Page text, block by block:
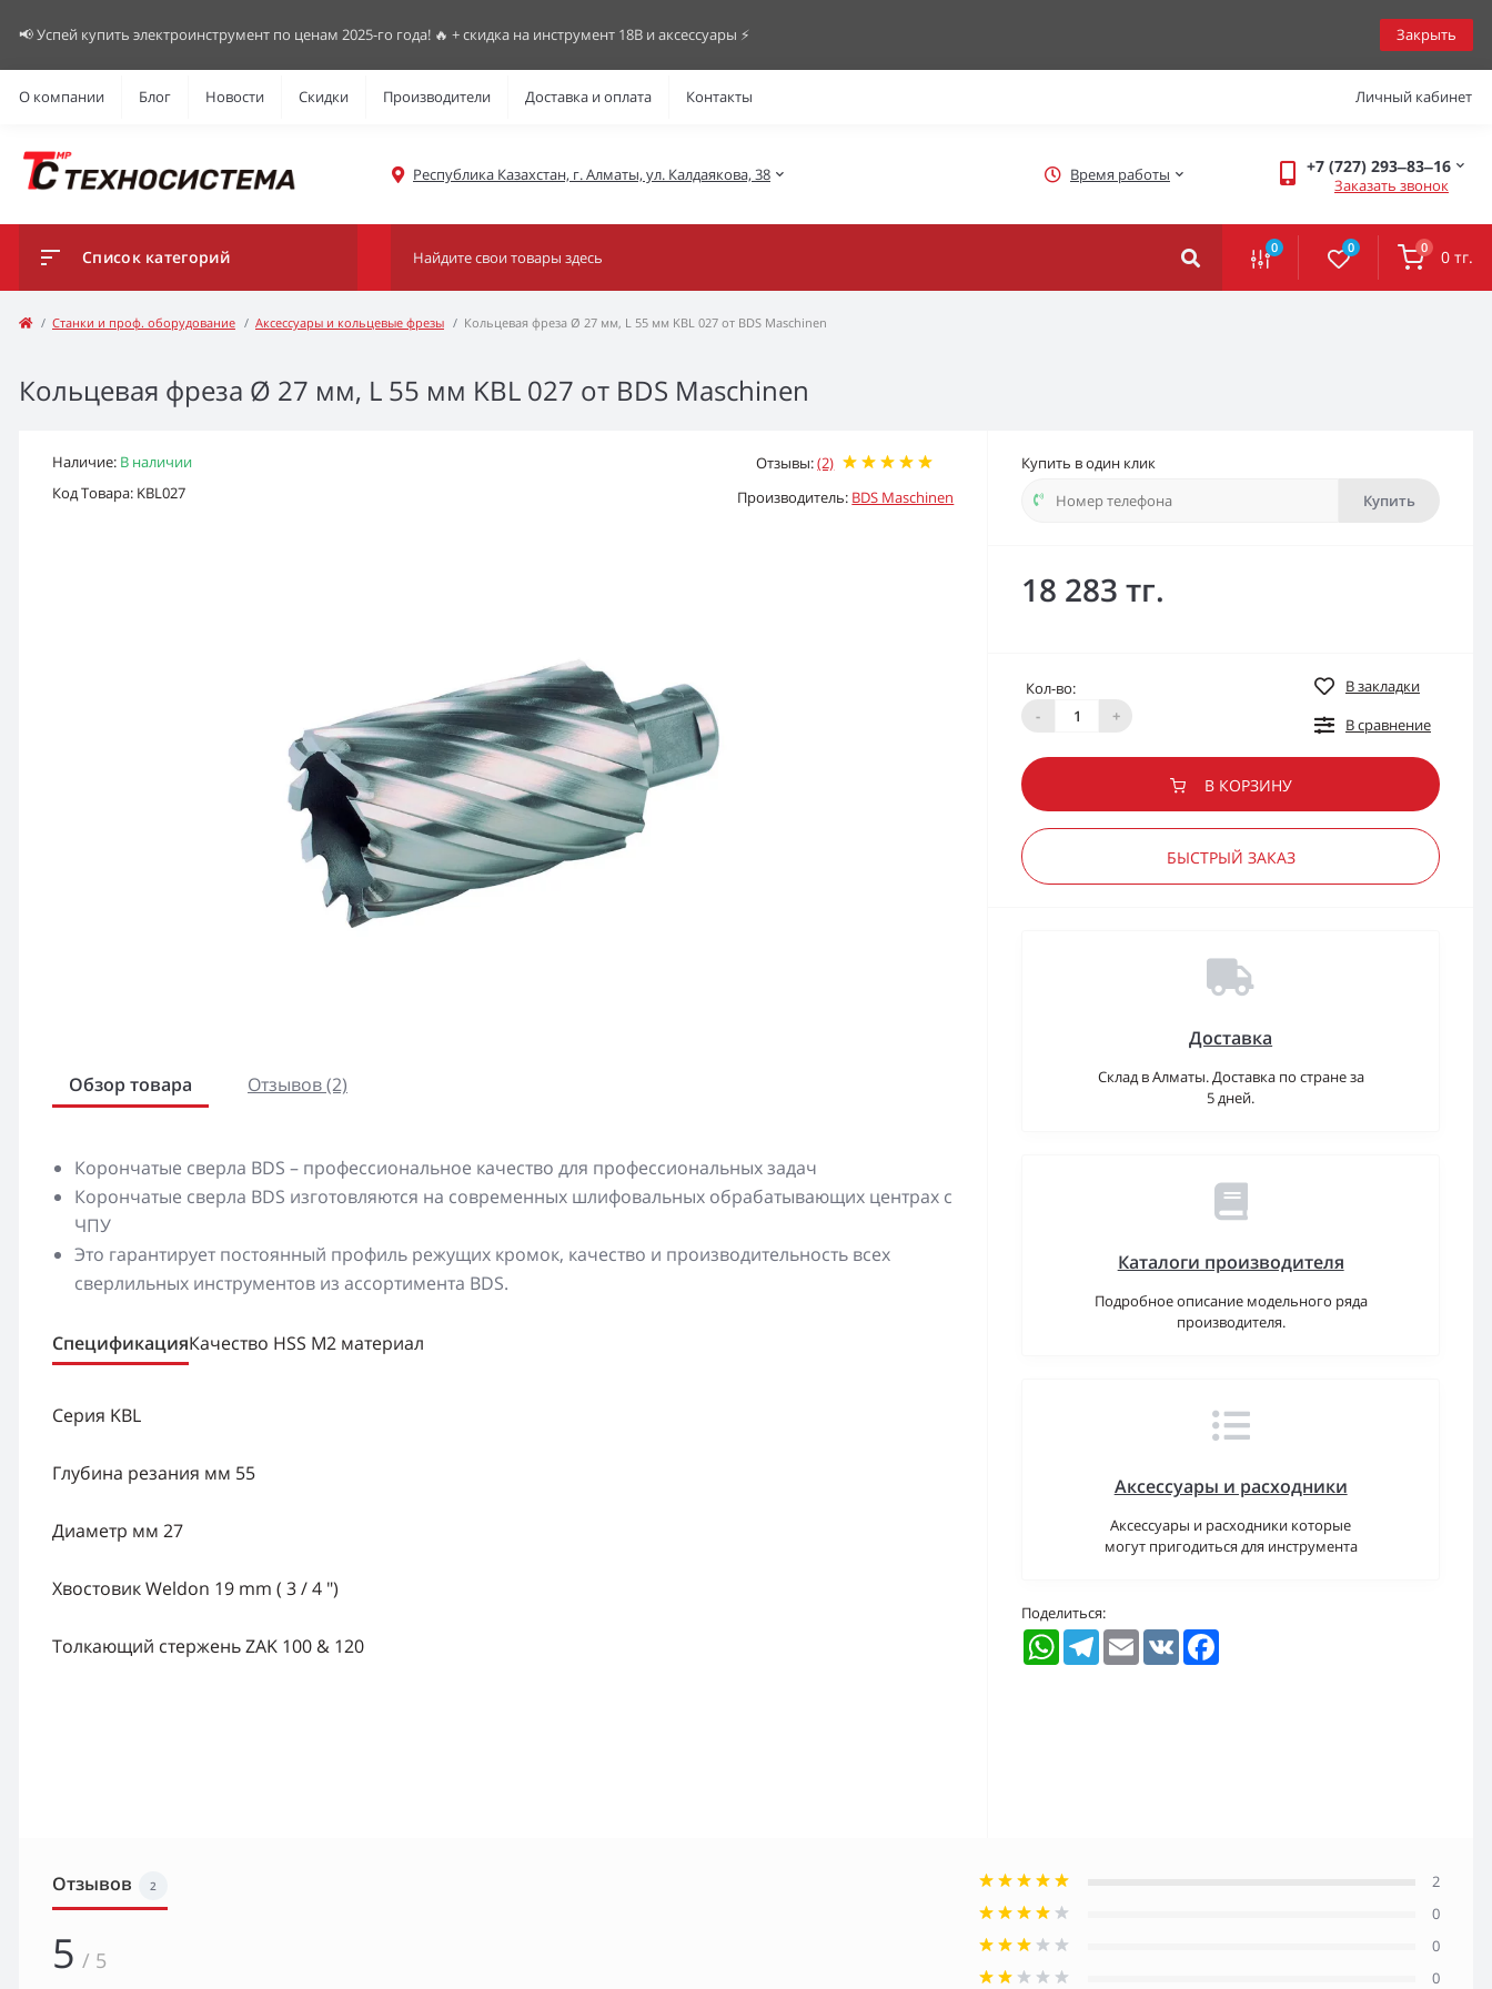
📢 Успей купить электроинструмент по ценам 2025-го года! 🔥 + скидка на инструмент 18В и аксессуары ⚡️ Закрыть
О компании Блог Новости Скидки Производители Доставка и оплата Контакты Личный кабинет
Республика Казахстан, г. Алматы, ул. Калдаякова, 38 Время работы +7 (727) 293‒83‒16
Заказать звонок
Список категорий 0 0 0 0 тг.
Станки и проф. оборудование Аксессуары и кольцевые фрезы Кольцевая фреза Ø 27 мм, L 55 мм KBL 027 от BDS Maschinen
Кольцевая фреза Ø 27 мм, L 55 мм KBL 027 от BDS Maschinen
Наличие: В наличии
Код Товара: KBL027
Отзывы:(2)
Производитель: BDS Maschinen
Обзор товара Отзывов (2)
Корончатые сверла BDS – профессиональное качество для профессиональных задач
Корончатые сверла BDS изготовляются на современных шлифовальных обрабатывающих центрах с
ЧПУ
Это гарантирует постоянный профиль режущих кромок, качество и производительность всех
сверлильных инструментов из ассортимента BDS.
СпецификацияКачество HSS M2 материал
Серия KBL
Глубина резания мм 55
Диаметр мм 27
Хвостовик Weldon 19 mm ( 3 / 4 ")
Толкающий стержень ZAK 100 & 120
Купить в один клик
Купить
18 283 тг.
Кол-во:
-
+
В закладки
В сравнение
В КОРЗИНУ
БЫСТРЫЙ ЗАКАЗ
Доставка
Склад в Алматы. Доставка по стране за
5 дней.
Каталоги производителя
Подробное описание модельного ряда
производителя.
Аксессуары и расходники
Аксессуары и расходники которые
могут пригодиться для инструмента
Поделиться:
WhatsAppTelegramEmail VK
Отзывов 2
5 / 5
2
0
0
0